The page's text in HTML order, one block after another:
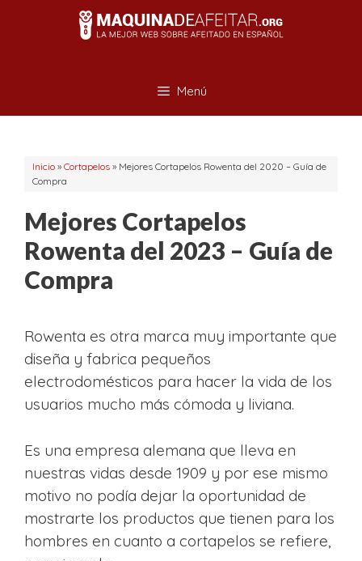
Menú
Inicio » Cortapelos » Mejores Cortapelos Rowenta del 2020 – Guía de
Compra
Mejores Cortapelos
Rowenta del 2023 – Guía de
Compra
Rowenta es otra marca muy importante que
diseña y fabrica pequeños
electrodomésticos para hacer la vida de los
usuarios mucho más cómoda y liviana.
Es una empresa alemana que lleva en
nuestras vidas desde 1909 y por ese mismo
motivo no podía dejar la oportunidad de
mostrarte los productos que tienen para los
hombres en cuanto a cortapelos se refiere,